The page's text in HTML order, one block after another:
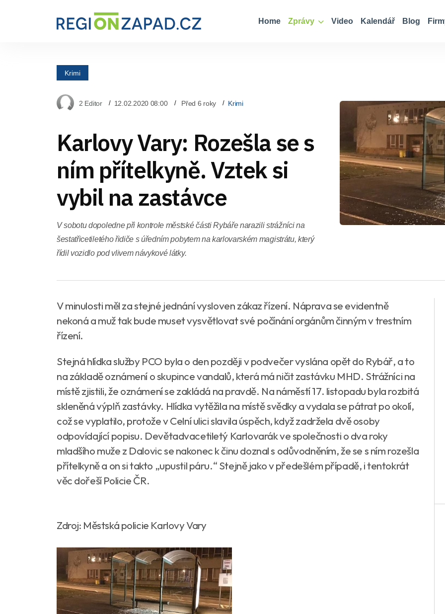
Home Zprávy Video Kalendář Blog
Krimi
2 Editor 12.02.2020 08:00 Před 6 roky Krimi
Karlovy Vary: Rozešla se s
ním přítelkyně. Vztek si
vybil na zastávce
V sobotu dopoledne při kontrole městské části Rybáře narazili strážníci na
šestatřicetiletého řidiče s úředním pobytem na karlovarském magistrátu, který
řídil vozidlo pod vlivem návykové látky.
V minulosti měl za stejné jednání vysloven zákaz řízení. Náprava se evidentně
nekoná a muž tak bude muset vysvětlovat své počínání orgánům činným v trestním
řízení.
Stejná hlídka služby PCO byla o den později v podvečer vyslána opět do Rybář, a to
na základě oznámení o skupince vandalů, která má ničit zastávku MHD. Strážníci na
místě zjistili, že oznámení se zakládá na pravdě. Na náměstí 17. listopadu byla rozbitá
skleněná výplň zastávky. Hlídka vytěžila na místě svědky a vydala se pátrat po okolí,
což se vyplatilo, protože v Celní ulici slavila úspěch, když zadržela dvě osoby
odpovídající popisu. Devětadvacetiletý Karlovarák ve společnosti o dva roky
mladšího muže z Dalovic se nakonec k činu doznal s odůvodněním, že se s ním rozešla
přítelkyně a on si takto „upustil páru.“ Stejně jako v předešlém případě, i tentokrát
věc dořeší Policie ČR.
Zdroj: Městská policie Karlovy Vary